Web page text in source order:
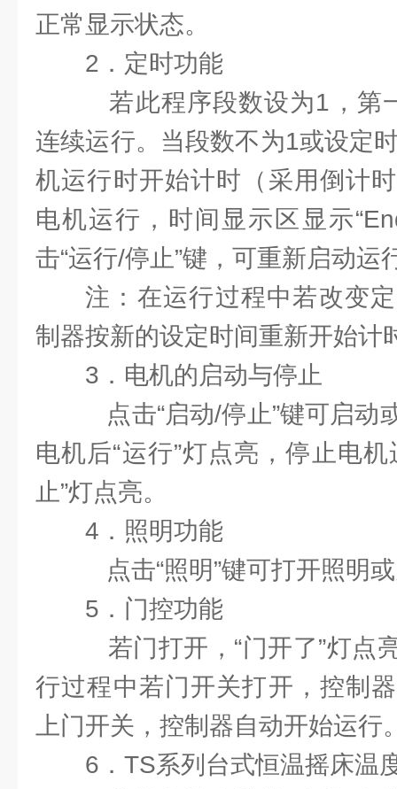
正常显示状态。
2．定时功能
若此程序段数设为1，第
连续运行。当段数不为1或设定
机运行时开始计时（采用倒计
电机运行，时间显示区显示
击“运行/停止”键，可重新启动运
注：在运行过程中若改变
制器按新的设定时间重新开始计
3．电机的启动与停止
点击“启动/停止”键可启动
电机后“运行”灯点亮，停止电
止”灯点亮。
4．照明功能
点击“照明”键可打开照明
5．门控功能
若门打开，“门开了”灯点
行过程中若门开关打开，控制
上门开关，控制器自动开始运行
6．TS系列台式恒温摇床温